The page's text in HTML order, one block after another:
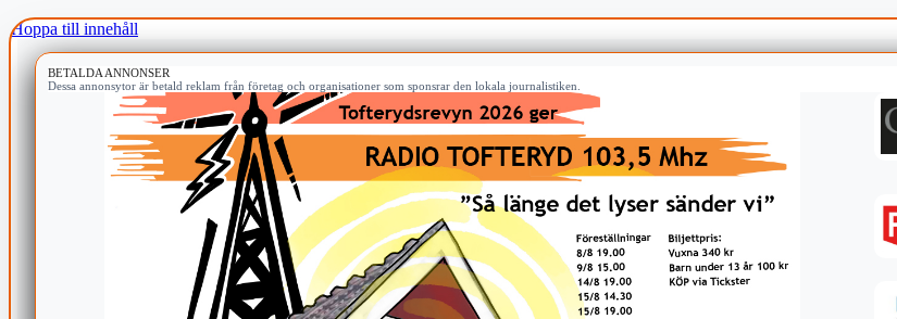
Hoppa till innehåll
BETALDA ANNONSER
Dessa annonsytor är betald reklam från företag och organisationer som sponsrar den lokala journalistiken.